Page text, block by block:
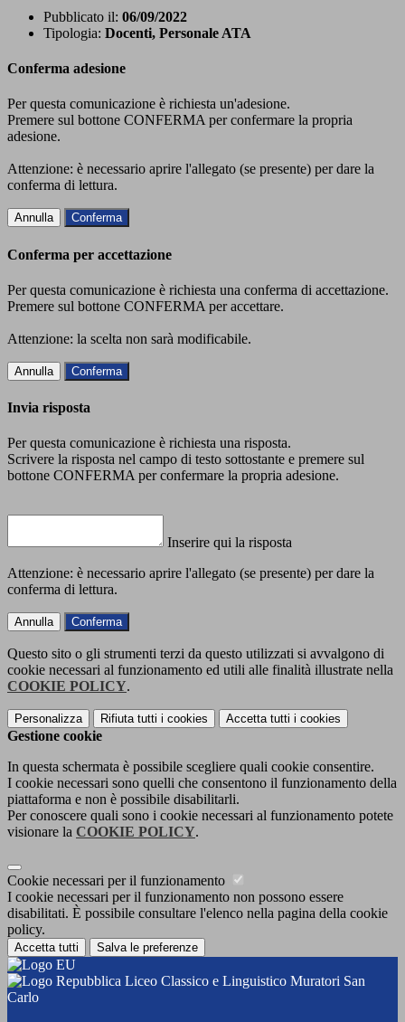
Pubblicato il: 06/09/2022
Tipologia: Docenti, Personale ATA
Conferma adesione
Per questa comunicazione è richiesta un'adesione.
Premere sul bottone CONFERMA per confermare la propria
adesione.
Attenzione: è necessario aprire l'allegato (se presente) per dare la
conferma di lettura.
Annulla Conferma
Conferma per accettazione
Per questa comunicazione è richiesta una conferma di accettazione.
Premere sul bottone CONFERMA per accettare.
Attenzione: la scelta non sarà modificabile.
Annulla Conferma
Invia risposta
Per questa comunicazione è richiesta una risposta.
Scrivere la risposta nel campo di testo sottostante e premere sul
bottone CONFERMA per confermare la propria adesione.
Inserire qui la risposta
Attenzione: è necessario aprire l'allegato (se presente) per dare la
conferma di lettura.
Annulla Conferma
Questo sito o gli strumenti terzi da questo utilizzati si avvalgono di
cookie necessari al funzionamento ed utili alle finalità illustrate nella
COOKIE POLICY.
Personalizza Rifiuta tutti i cookies Accetta tutti i cookies
Gestione cookie
In questa schermata è possibile scegliere quali cookie consentire.
I cookie necessari sono quelli che consentono il funzionamento della
piattaforma e non è possibile disabilitarli.
Per conoscere quali sono i cookie necessari al funzionamento potete
visionare la COOKIE POLICY.
Cookie necessari per il funzionamento
I cookie necessari per il funzionamento non possono essere
disabilitati. È possibile consultare l'elenco nella pagina della cookie
policy.
Accetta tutti Salva le preferenze
Liceo Classico e Linguistico Muratori San
Carlo